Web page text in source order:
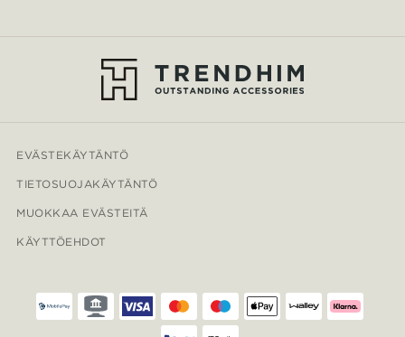
EVÄSTEKÄYTÄNTÖ
TIETOSUOJAKÄYTÄNTÖ
MUOKKAA EVÄSTEITÄ
KÄYTTÖEHDOT